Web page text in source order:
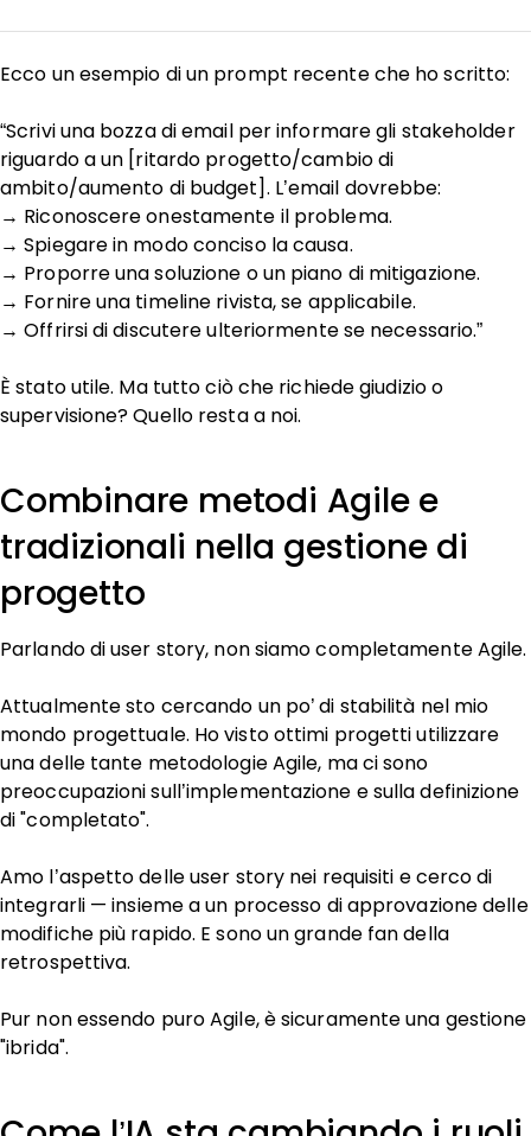
Ecco un esempio di un prompt recente che ho scritto:
“Scrivi una bozza di email per informare gli stakeholder
riguardo a un [ritardo progetto/cambio di
ambito/aumento di budget]. L’email dovrebbe:
→ Riconoscere onestamente il problema.
→ Spiegare in modo conciso la causa.
→ Proporre una soluzione o un piano di mitigazione.
→ Fornire una timeline rivista, se applicabile.
→ Offrirsi di discutere ulteriormente se necessario.”
È stato utile. Ma tutto ciò che richiede giudizio o
supervisione? Quello resta a noi.
Combinare metodi Agile e
tradizionali nella gestione di
progetto
Parlando di user story, non siamo completamente Agile.
Attualmente sto cercando un po’ di stabilità nel mio
mondo progettuale. Ho visto ottimi progetti utilizzare
una delle tante metodologie Agile, ma ci sono
preoccupazioni sull’implementazione e sulla definizione
di "completato".
Amo l’aspetto delle user story nei requisiti e cerco di
integrarli — insieme a un processo di approvazione delle
modifiche più rapido. E sono un grande fan della
retrospettiva.
Pur non essendo puro Agile, è sicuramente una gestione
"ibrida".